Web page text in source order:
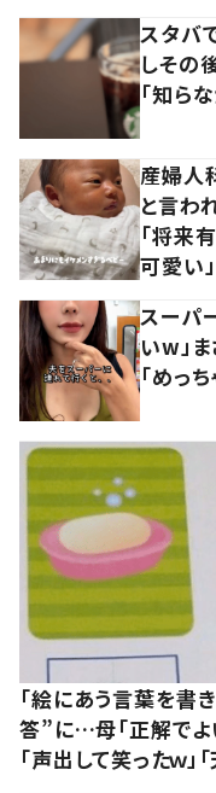
スタバ
しその
「知ら
産婦人
と言わ
「将来
可愛い」
スーパ
いw」
「めっ
「絵にあう言葉を書
答”に…母「正解でよ
「声出して笑ったｗ」